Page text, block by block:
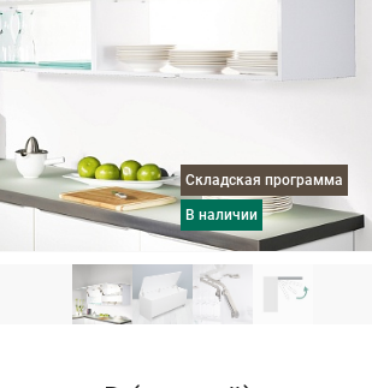
Складская программа
в наличии